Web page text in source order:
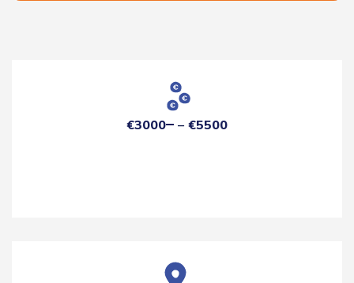
€3000 €5500